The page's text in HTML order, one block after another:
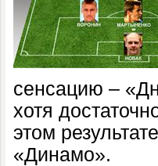
сенсацию –
хотя
этом
«Динамо».